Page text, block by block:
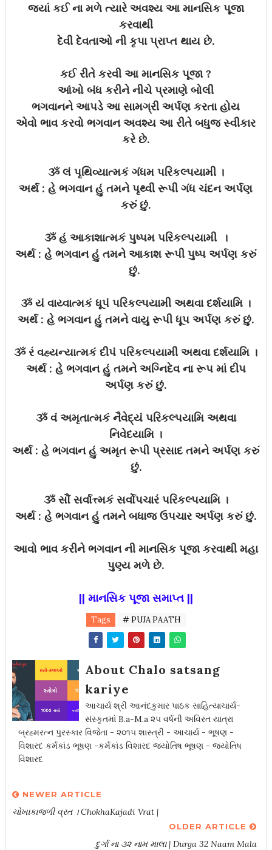
જ્યાં કઈ ના મળે ત્યારે અવશ્ય આ માનસિક પૂજા
કરવાથી
દેવી દેવતાઓ ની કૃપા પ્રાપ્ત થાય છે.
કઈ રીતે કરવી આ માનસિક પૂજા ?
આંખો બંધ કરીને નીચે પ્રમાણે બોલી
ભગવાનને આપડે આ સામગ્રી અર્પણ કરતા હોય
એવો ભાવ કરવો ભગવાન અવશ્ય આ રીતે બધુજ સ્વીકાર
કરે છે.
ૐ લં પૃથિવ્યાત્મકં ગંધમ પરિકલ્પયામી ।
અર્થ : હે ભગવાન હું તમને પૃથ્વી રૂપી ગંધ ચંદન અર્પણ
કરું છું.
ૐ હં આકાશાત્મકં પુષ્પમ પરિકલ્પયામી ।
અર્થ : હે ભગવાન હું તમને આકાશ રૂપી પુષ્પ અર્પણ કરું
છું.
ૐ યં વાય્વાત્મકં ધૂપં પરિકલ્પયામી અથવા દર્શયામિ ।
અર્થ : હે ભગવાન હું તમને વાયુ રૂપી ધૂપ અર્પણ કરું છું.
ૐ રં વહ્યન્યાત્મકં દીપં પરિકલ્પયામી અથવા દર્શયામિ ।
અર્થ : હે ભગવાન હું તમને અગ્નિદેવ ના રૂપ માં દીપ
અર્પણ કરું છું.
ૐ વં અમૃતાત્મકં નૈવેદ્યં પરિકલ્પયામિ અથવા
નિવેદયામિ ।
અર્થ : હે ભગવાન હું અમૃત રૂપી પ્રસાદ તમને અર્પણ કરું
છું.
ૐ સૌં સર્વાત્ત્મકં સર્વોપચારં પરિકલ્પયામિ ।
અર્થ : હે ભગવાન હું તમને બધાજ ઉપચાર અર્પણ કરું છું.
આવો ભાવ કરીને ભગવાન ની માનસિક પૂજા કરવાથી મહા
પુણ્ય મળે છે.
|| માનસિક પૂજા સમાપ્ત ||
Tags # PUJA PAATH
About Chalo satsang
kariye
આચાર્ય શ્રી આનંદકુમાર પાઠક સાહિત્યાચાર્ય-
સંસ્કૃતમાં B.a-M.a ૨૫ વર્ષની અવિરત યાત્રા
બ્રહ્મરત્ન પુરસ્કાર વિજેતા - ૨૦૧૫ શાસ્ત્રી - આચાર્ય - ભૂષણ -
વિશારદ કર્મકાંડ ભૂષણ -કર્મકાંડ વિશારદ જ્યોતિષ ભૂષણ - જ્યોતિષ
વિશારદ
NEWER ARTICLE
ચોખાકાજળી વ્રત । ChokhaKajadi Vrat |
OLDER ARTICLE
દુર્ગા ના ૩૨ નામ માલા | Durga 32 Naam Mala